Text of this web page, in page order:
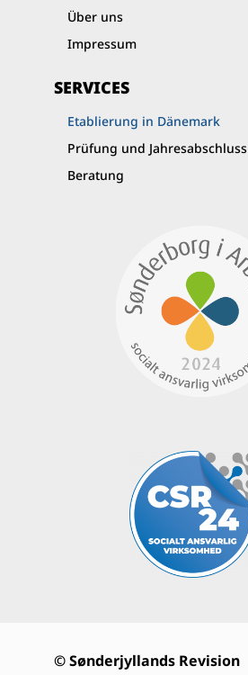
Über uns
Impressum
SERVICES
Etablierung in Dänemark
Prüfung und Jahresabschluss
Beratung
© Sønderjyllands Revision